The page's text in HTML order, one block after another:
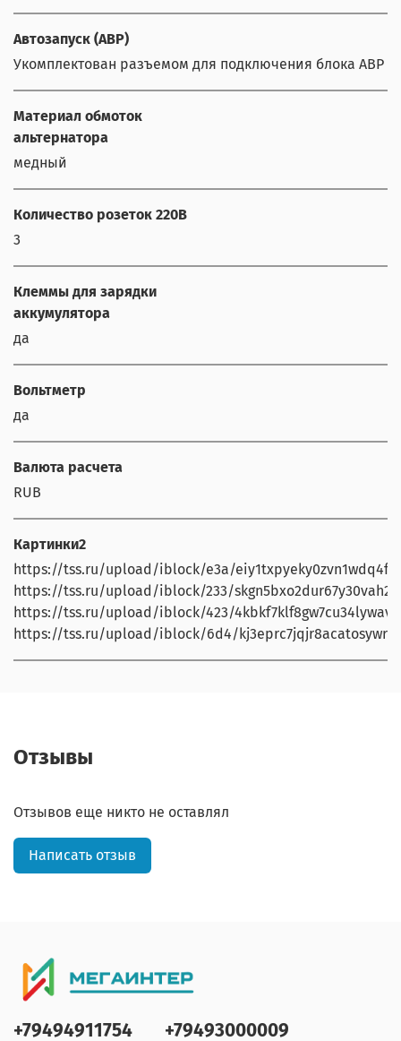
Автозапуск (АВР)
Укомплектован разъемом для подключения блока АВР
Материал обмоток
альтернатора
медный
Количество розеток 220В
3
Клеммы для зарядки
аккумулятора
да
Вольтметр
да
Валюта расчета
RUB
Картинки2
https://tss.ru/upload/iblock/e3a/
https://tss.ru/upload/iblock/233/
https://tss.ru/upload/iblock/423/
https://tss.ru/upload/iblock/6d4/
Отзывы
Отзывов еще никто не оставлял
Написать отзыв
+79494911754 +79493000009